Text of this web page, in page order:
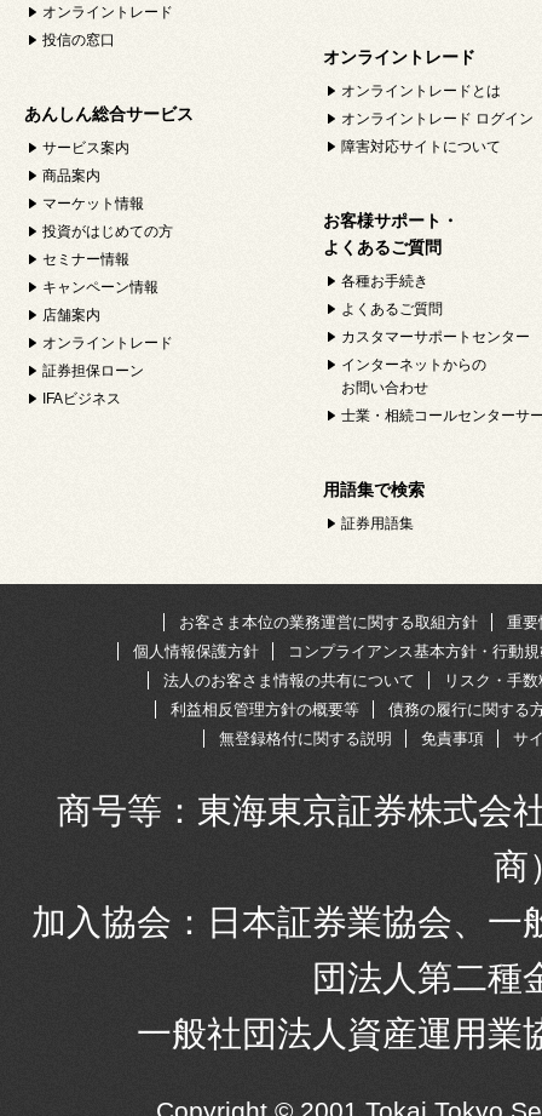
オンライントレード
投信の窓口
あんしん総合サービス
サービス案内
商品案内
マーケット情報
投資がはじめての方
セミナー情報
キャンペーン情報
店舗案内
オンライントレード
証券担保ローン
IFAビジネス
オンライントレード
オンライントレードとは
オンライントレード ログイン
障害対応サイトについて
お客様サポート・
よくあるご質問
各種お手続き
よくあるご質問
カスタマーサポートセンター
インターネットからの
お問い合わせ
士業・相続コールセンターサ
用語集で検索
証券用語集
お客さま本位の業務運営に関する取組方針
重要
個人情報保護方針
コンプライアンス基本方針・行動
法人のお客さま情報の共有について
リスク・手
利益相反管理方針の概要等
債務の履行に関する
無登録格付に関する説明
免責事項 サ
商号等：東海東京証券株式会
商
加入協会：日本証券業協会、
団法人第二種
一般社団法人資産運用業